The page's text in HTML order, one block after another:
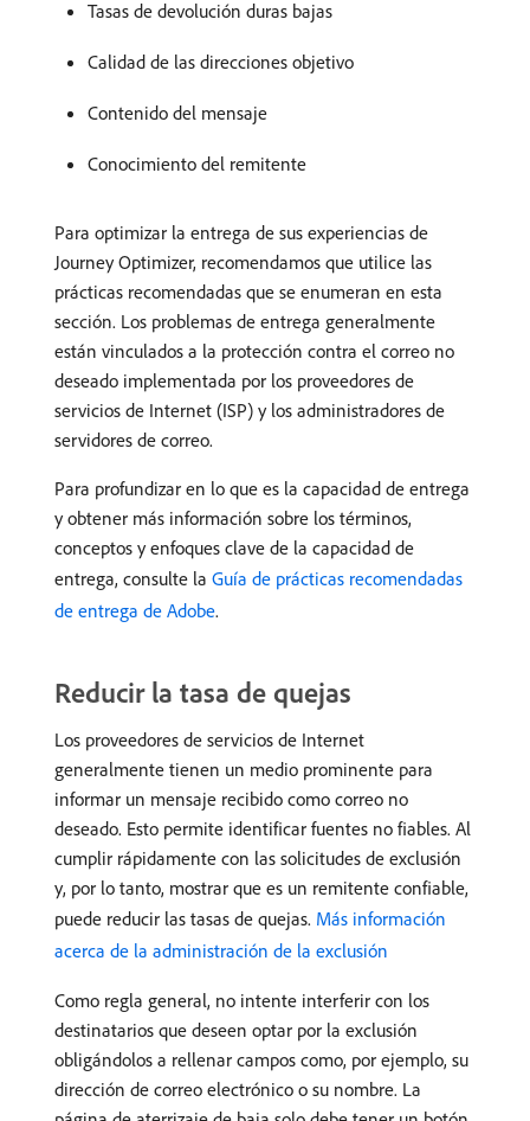
Tasas de devolución duras bajas
Calidad de las direcciones objetivo
Contenido del mensaje
Conocimiento del remitente
Para optimizar la entrega de sus experiencias de
Journey Optimizer, recomendamos que utilice las
prácticas recomendadas que se enumeran en esta
sección. Los problemas de entrega generalmente
están vinculados a la protección contra el correo no
deseado implementada por los proveedores de
servicios de Internet (ISP) y los administradores de
servidores de correo.
Para profundizar en lo que es la capacidad de entrega
y obtener más información sobre los términos,
conceptos y enfoques clave de la capacidad de
entrega, consulte la Guía de prácticas recomendadas
de entrega de Adobe.
Reducir la tasa de quejas
Los proveedores de servicios de Internet
generalmente tienen un medio prominente para
informar un mensaje recibido como correo no
deseado. Esto permite identificar fuentes no fiables. Al
cumplir rápidamente con las solicitudes de exclusión
y, por lo tanto, mostrar que es un remitente confiable,
puede reducir las tasas de quejas. Más información
acerca de la administración de la exclusión
Como regla general, no intente interferir con los
destinatarios que deseen optar por la exclusión
obligándolos a rellenar campos como, por ejemplo, su
dirección de correo electrónico o su nombre. La